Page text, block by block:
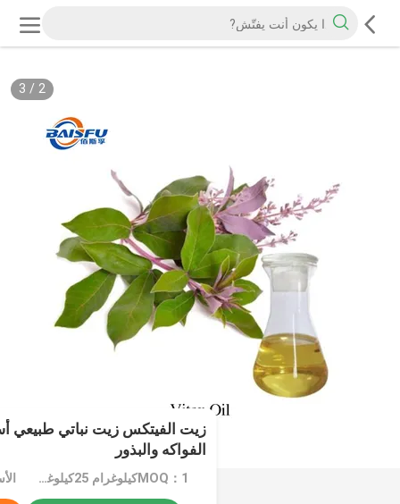
2
/
3
زيت الفيتكس زيت نباتي طبيعي
الفواكه والبذور
MOQ：1كيلوغرام 25كيلوغرام